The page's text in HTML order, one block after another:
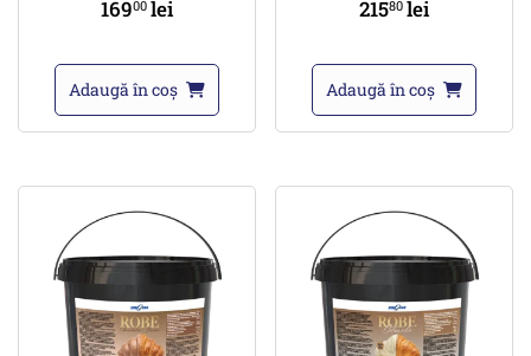
16900 lei
Adaugă în coș
21580lei
Adaugă în coș